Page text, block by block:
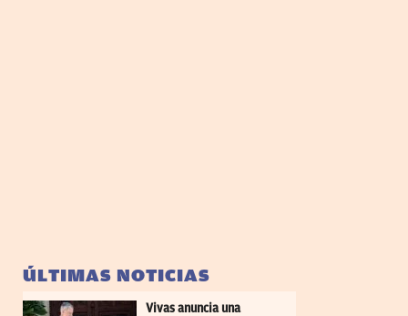
ÚLTIMAS NOTICIAS
Vivas anuncia una